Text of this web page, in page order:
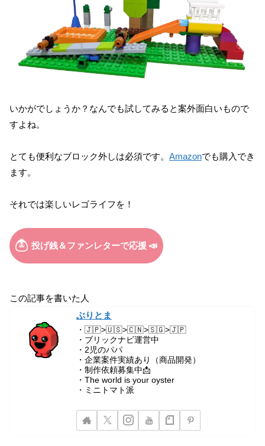
いかがでしょうか？なんでも試してみると案外面白いもので
すよね。
とても便利なブロック外しは必須です。 Amazonでも購入でき
ます。
それでは楽しいレゴライフを！
この記事を書いた人
ぶりとま
・🇯🇵>🇺🇸>🇨🇳>🇸🇬>🇯🇵
・ブリックナビ運営中
・2児のパパ
・企業案件実績あり（商品開発）
・制作依頼募集中📩
・The world is your oyster
・ミニトマト派